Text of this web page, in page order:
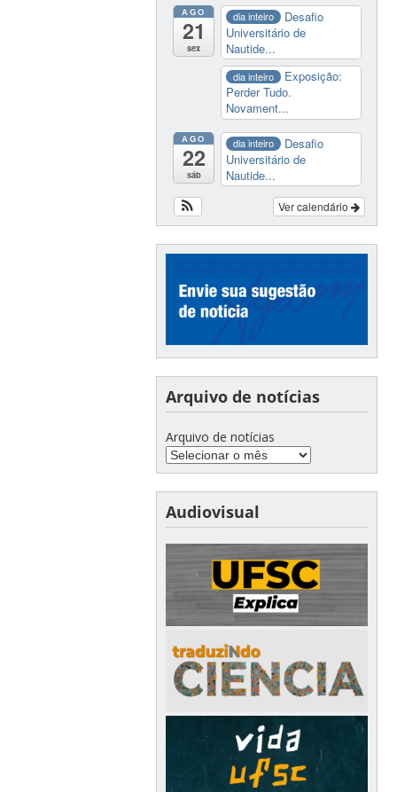
AGO
21
sex
dia inteiro
Desafio
Universitário de
Nautide...
dia inteiro
Exposição:
Perder Tudo.
Novament...
AGO
22
sáb
dia inteiro
Desafio
Universitário de
Nautide...
Ver calendário
Arquivo de notícias
Arquivo de notícias
Audiovisual